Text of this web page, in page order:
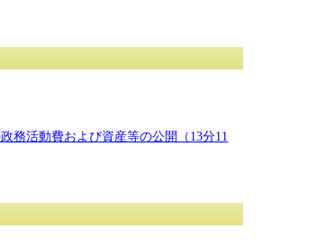
務活動費および資産等の公開（13分11